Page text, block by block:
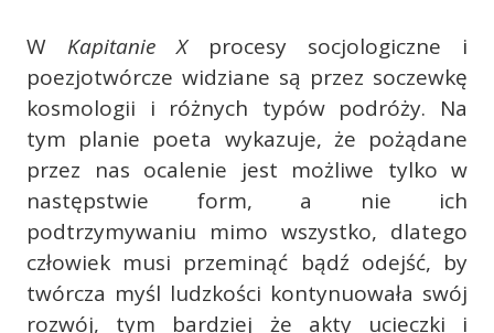
W Kapitanie X procesy socjologiczne i
poezjotwórcze widziane są przez soczewkę
kosmologii i różnych typów podróży. Na
tym planie poeta wykazuje, że pożądane
przez nas ocalenie jest możliwe tylko w
następstwie form, a nie ich
podtrzymywaniu mimo wszystko, dlatego
człowiek musi przeminąć bądź odejść, by
twórcza myśl ludzkości kontynuowała swój
rozwój, tym bardziej że akty ucieczki i